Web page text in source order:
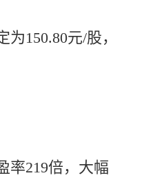
150.80元/股，
率219倍，大幅